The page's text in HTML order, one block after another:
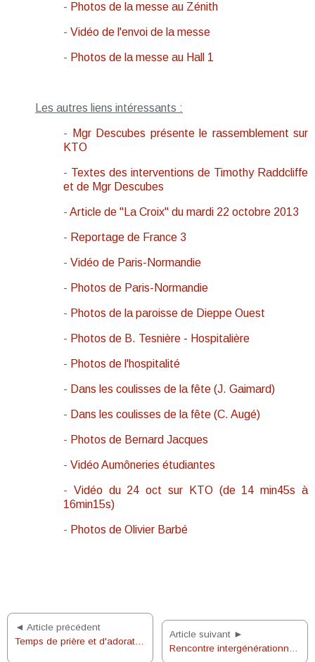
- Photos de la messe au Zénith
- Vidéo de l'envoi de la messe
- Photos de la messe au Hall 1
Les autres liens intéressants :
-
Mgr Descubes présente le rassemblement sur
KTO
- Textes des interventions de Timothy Raddcliffe
et de Mgr Descubes
- Article de "La Croix" du mardi 22 octobre 2013
- Reportage de France 3
- Vidéo de Paris-Normandie
- Photos de Paris-Normandie
- Photos de la paroisse de Dieppe Ouest
- Photos de B. Tesnière - Hospitalière
- Photos de l'hospitalité
- Dans les coulisses de la fête (J. Gaimard)
- Dans les coulisses de la fête (C. Augé)
- Photos de Bernard Jacques
- Vidéo Aumôneries étudiantes
- Vidéo du 24 oct sur KTO (de 14 min45s à
16min15s)
- Photos de Olivier Barbé
◄ Article précédent
Temps de prière et d'adoration à SVP le 17 oct 2013
Article suivant ►
Rencontre intergénérationnelle à la résidence Saint Joseph